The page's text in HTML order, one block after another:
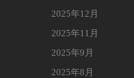
2025年12月
2025年11月
2025年9月
2025年8月